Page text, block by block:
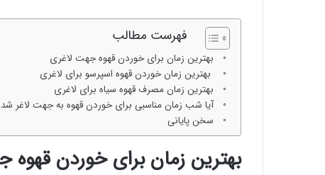
فهرست مطالب
بهترین زمان برای خوردن قهوه جهت لاغری
بهترین زمان خوردن قهوه اسپرسو برای لاغری
بهترین زمان مصرف قهوه سیاه برای لاغری
آیا شب زمان مناسبی برای خوردن قهوه به جهت لاغر
سخن پایانی
بهترین زمان برای خوردن